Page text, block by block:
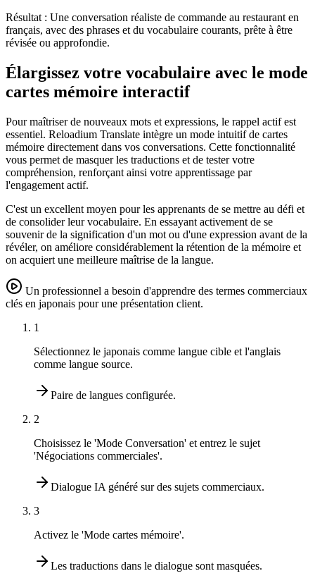
Résultat : Une conversation réaliste de commande au restaurant en
français, avec des phrases et du vocabulaire courants, prête à être
révisée ou approfondie.
Élargissez votre vocabulaire avec le mode
cartes mémoire interactif
Pour maîtriser de nouveaux mots et expressions, le rappel actif est
essentiel. Reloadium Translate intègre un mode intuitif de cartes
mémoire directement dans vos conversations. Cette fonctionnalité
vous permet de masquer les traductions et de tester votre
compréhension, renforçant ainsi votre apprentissage par
l'engagement actif.
C'est un excellent moyen pour les apprenants de se mettre au défi et
de consolider leur vocabulaire. En essayant activement de se
souvenir de la signification d'un mot ou d'une expression avant de la
révéler, on améliore considérablement la rétention de la mémoire et
on acquiert une meilleure maîtrise de la langue.
Un professionnel a besoin d'apprendre des termes commerciaux
clés en japonais pour une présentation client.
1
Sélectionnez le japonais comme langue cible et l'anglais
comme langue source.
Paire de langues configurée.
2
Choisissez le 'Mode Conversation' et entrez le sujet
'Négociations commerciales'.
Dialogue IA généré sur des sujets commerciaux.
3
Activez le 'Mode cartes mémoire'.
Les traductions dans le dialogue sont masquées.